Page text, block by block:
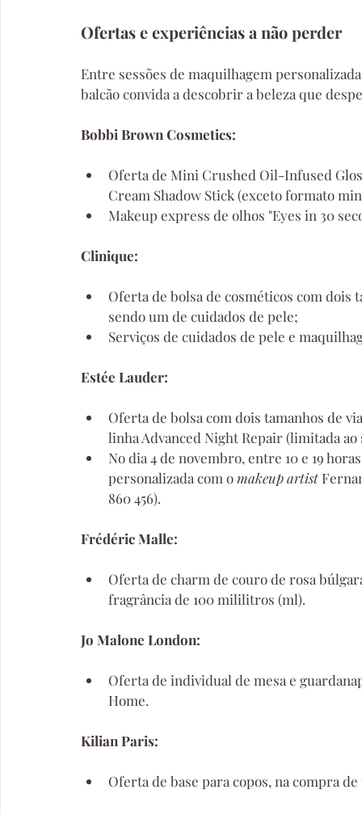
Ofertas e experiências a não perder
Entre sessões de maquilhagem
balcão convida a descobrir a beleza que
Bobbi Brown Cosmetics:
Oferta de Mini Crushed Oil-Infused
Cream Shadow Stick (exceto formato
Makeup express de olhos "Eyes in 30
Clinique:
Oferta de bolsa de cosméticos com dois
sendo um de cuidados de pele;
Serviços de cuidados de pele e
Estée Lauder:
Oferta de bolsa com dois tamanhos de
linha Advanced Night Repair (limitada
No dia 4 de novembro, entre 10 e 19
personalizada com o makeup artist
860 456).
Frédéric Malle:
Oferta de charm de couro de rosa
fragrância de 100 mililitros (ml).
Jo Malone London:
Oferta de individual de mesa e
Home.
Kilian Paris:
Oferta de base para copos, na compra